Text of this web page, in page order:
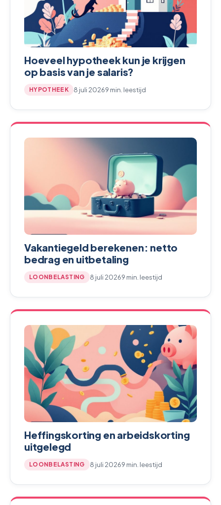
Hoeveel hypotheek kun je krijgen
op basis van je salaris?
HYPOTHEEK 8 juli 20269 min. leestijd
Vakantiegeld berekenen: netto
bedrag en uitbetaling
LOONBELASTING 8 juli 20269 min. leestijd
Heffingskorting en arbeidskorting
uitgelegd
LOONBELASTING 8 juli 20269 min. leestijd